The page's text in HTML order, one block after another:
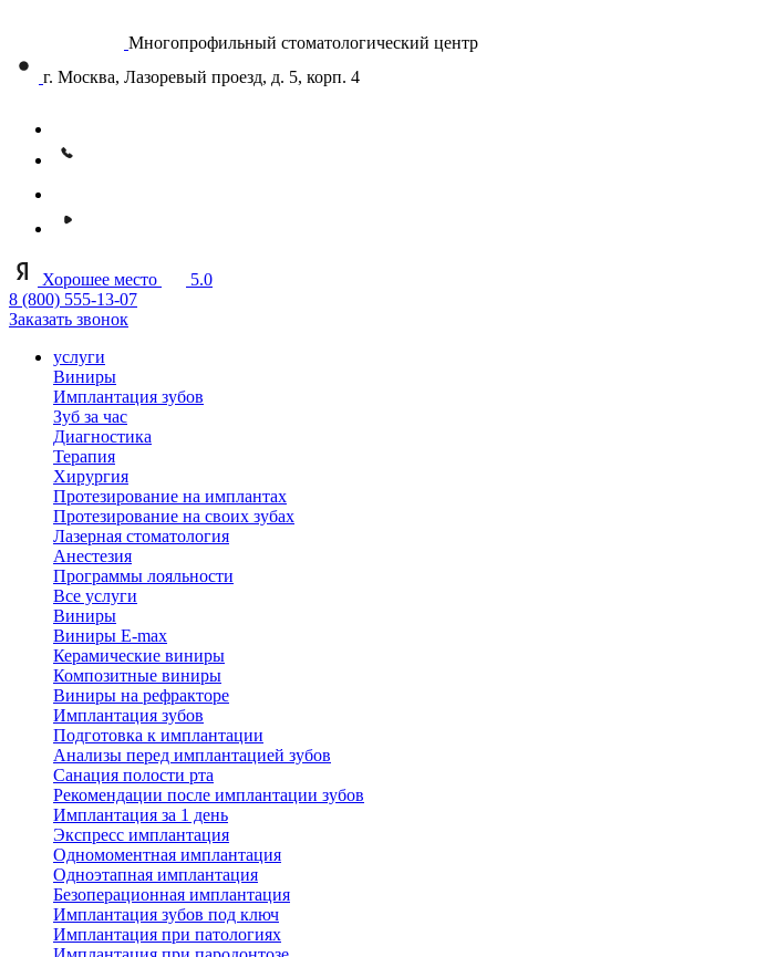
Многопрофильный стоматологический центр
г. Москва, Лазоревый проезд, д. 5, корп. 4
Хорошее место
5.0
8 (800) 555-13-07
Заказать звонок
услуги
Виниры
Имплантация зубов
Зуб за час
Диагностика
Терапия
Хирургия
Протезирование на имплантах
Протезирование на своих зубах
Лазерная стоматология
Анестезия
Программы лояльности
Все услуги
Виниры
Виниры E-max
Керамические виниры
Композитные виниры
Виниры на рефракторе
Имплантация зубов
Подготовка к имплантации
Анализы перед имплантацией зубов
Санация полости рта
Рекомендации после имплантации зубов
Имплантация за 1 день
Экспресс имплантация
Одномоментная имплантация
Одноэтапная имплантация
Безоперационная имплантация
Имплантация зубов под ключ
Имплантация при патологиях